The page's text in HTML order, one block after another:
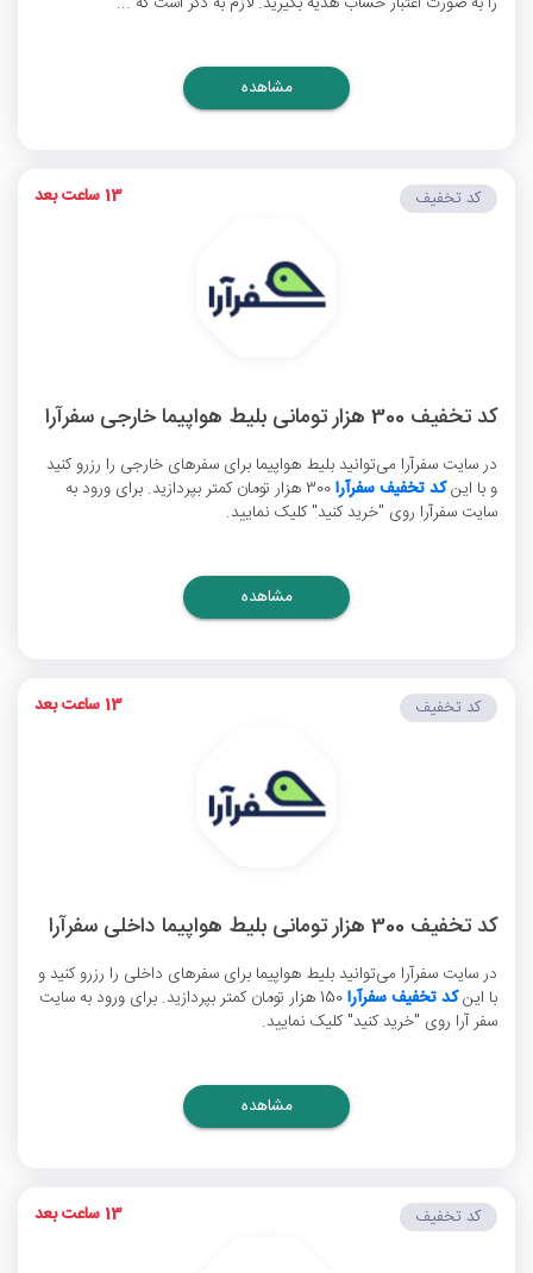
مشاهده
کد تخفیف 300 هزار تومانی بلیط هواپیما خارجی سفرآرا
در سایت سفرآرا می‌توانید بلیط هواپیما برای سفرهای خارجی را رزرو کنید
و با اینکد تخفیف سفرآرا
300 هزار تومان کمتر بپردازید. برای ورود به
سایت سفرآرا روی "خرید کنید" کلیک نمایید.
کد تخفیف 13 ساعت بعد
مشاهده
کد تخفیف 300 هزار تومانی بلیط هواپیما داخلی سفرآرا
در سایت سفرآرا می‌توانید بلیط هواپیما برای سفرهای داخلی را رزرو کنید و
با اینکد تخفیف سفرآرا
150 هزار تومان کمتر بپردازید. برای ورود به سایت
سفر آرا روی "خرید کنید" کلیک نمایید.
کد تخفیف 13 ساعت بعد
مشاهده
کد تخفیف 13 ساعت بعد